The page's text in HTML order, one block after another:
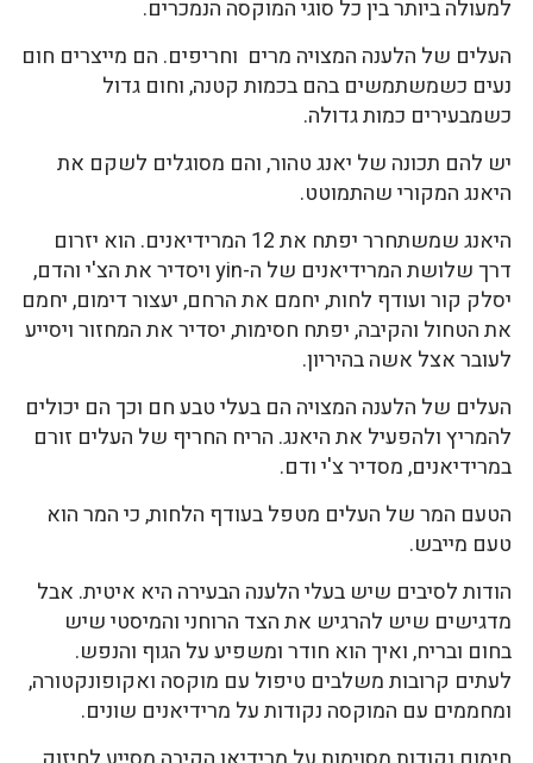
למעולה ביותר בין כל סוגי המוקסה הנמכרים.
העלים של הלענה המצויה מרים וחריפים. הם מייצרים חום
נעים כשמשתמשים בהם בכמות קטנה, וחום גדול
כשמבעירים כמות גדולה.
יש להם תכונה של יאנג טהור, והם מסוגלים לשקם את
היאנג המקורי שהתמוטט.
היאנג שמשתחרר יפתח את 12 המרידיאנים. הוא יזרום
דרך שלושת המרידיאנים של ה-yin ויסדיר את הצ'י והדם,
יסלק קור ועודף לחות, יחמם את הרחם, יעצור דימום, יחמם
את הטחול והקיבה, יפתח חסימות, יסדיר את המחזור ויסייע
לעובר אצל אשה בהיריון.
העלים של הלענה המצויה הם בעלי טבע חם וכך הם יכולים
להמריץ ולהפעיל את היאנג. הריח החריף של העלים זורם
במרידיאנים, מסדיר צ'י ודם.
הטעם המר של העלים מטפל בעודף הלחות, כי המר הוא
טעם מייבש.
הודות לסיבים שיש בעלי הלענה הבעירה היא איטית. אבל
מדגישים שיש להרגיש את הצד הרוחני והמיסטי שיש
בחום ובריח, ואיך הוא חודר ומשפיע על הגוף והנפש.
לעתים קרובות משלבים טיפול עם מוקסה ואקופונקטורה,
ומחממים עם המוקסה נקודות על מרידיאנים שונים.